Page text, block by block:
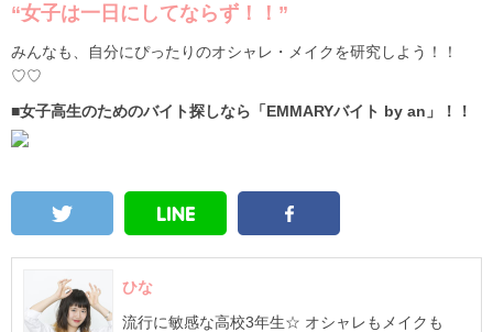
“女子は一日にしてならず！！”
みんなも、自分にぴったりのオシャレ・メイクを研究しよう！！
♡♡
■女子高生のためのバイト探しなら「EMMARYバイト by an」！！
ひな
流行に敏感な高校3年生☆ オシャレもメイクも